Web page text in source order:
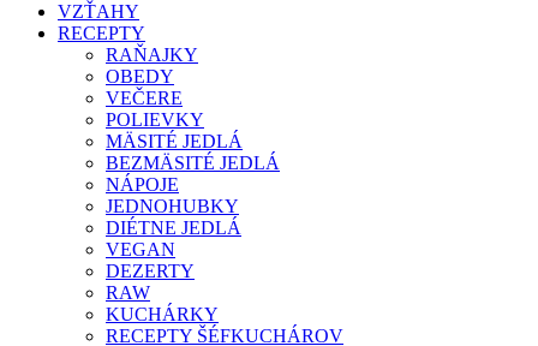
VZŤAHY
RECEPTY
RAŇAJKY
OBEDY
VEČERE
POLIEVKY
MÄSITÉ JEDLÁ
BEZMÄSITÉ JEDLÁ
NÁPOJE
JEDNOHUBKY
DIÉTNE JEDLÁ
VEGAN
DEZERTY
RAW
KUCHÁRKY
RECEPTY ŠÉFKUCHÁROV